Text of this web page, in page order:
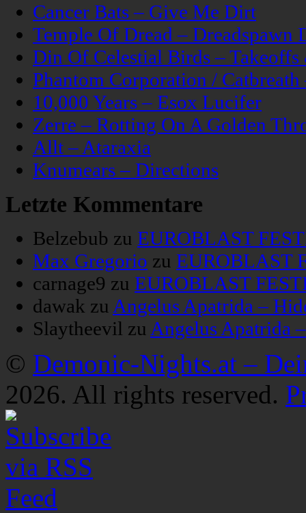
Cancer Bats – Give Me Dirt
Temple Of Dread – Dreadspawn
Din Of Celestial Birds –
Phantom Corporation /
10,000 Years – Esox Lucifer
Zerre – Rotting On A Golden
Allt – Ataraxia
Knumears – Directions
Letzte Kommentare
Belzebub zu EUROBLAST
Max Gregorio zu EUROBLAST
carnage9 zu EUROBLAST
dawak zu Angelus Apatrida –
Slaytheevil zu Angelus Apatrida
© Demonic-Nights.at –
2026. All rights reserved.